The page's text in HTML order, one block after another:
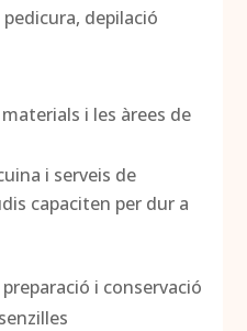
depilació
i les àrees de
i serveis de
capaciten per dur a
i conservació